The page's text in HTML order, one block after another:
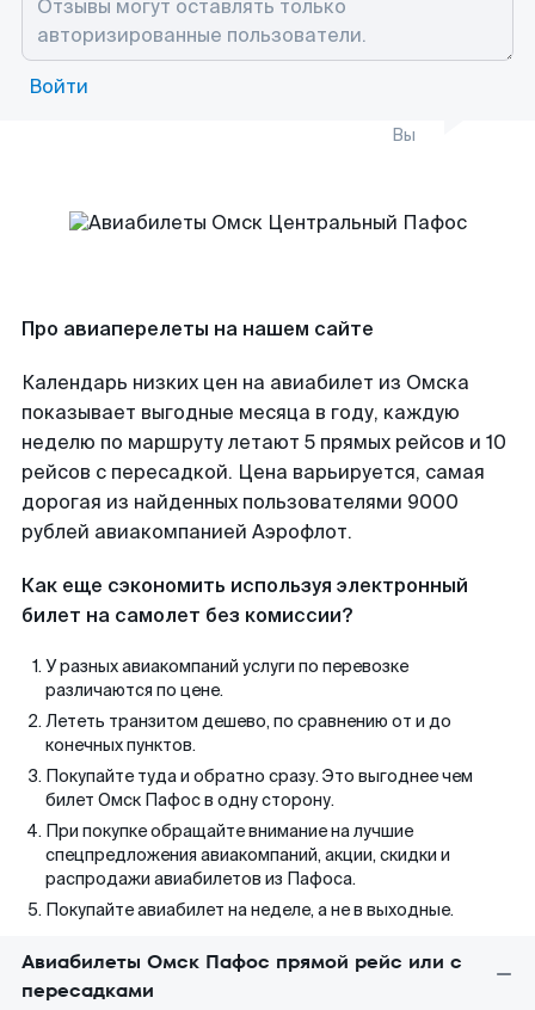
Войти
Вы
Про авиаперелеты на нашем сайте
Календарь низких цен на авиабилет из Омска
показывает выгодные месяца в году, каждую
неделю по маршруту летают 5 прямых рейсов и 10
рейсов с пересадкой. Цена варьируется, самая
дорогая из найденных пользователями 9000
рублей авиакомпанией Аэрофлот.
Как еще сэкономить используя электронный
билет на самолет без комиссии?
У разных авиакомпаний услуги по перевозке
различаются по цене.
Лететь транзитом дешево, по сравнению от и до
конечных пунктов.
Покупайте туда и обратно сразу. Это выгоднее чем
билет Омск Пафос в одну сторону.
При покупке обращайте внимание на лучшие
спецпредложения авиакомпаний, акции, скидки и
распродажи авиабилетов из Пафоса.
Покупайте авиабилет на неделе, а не в выходные.
Авиабилеты Омск Пафос прямой рейс или с
пересадками